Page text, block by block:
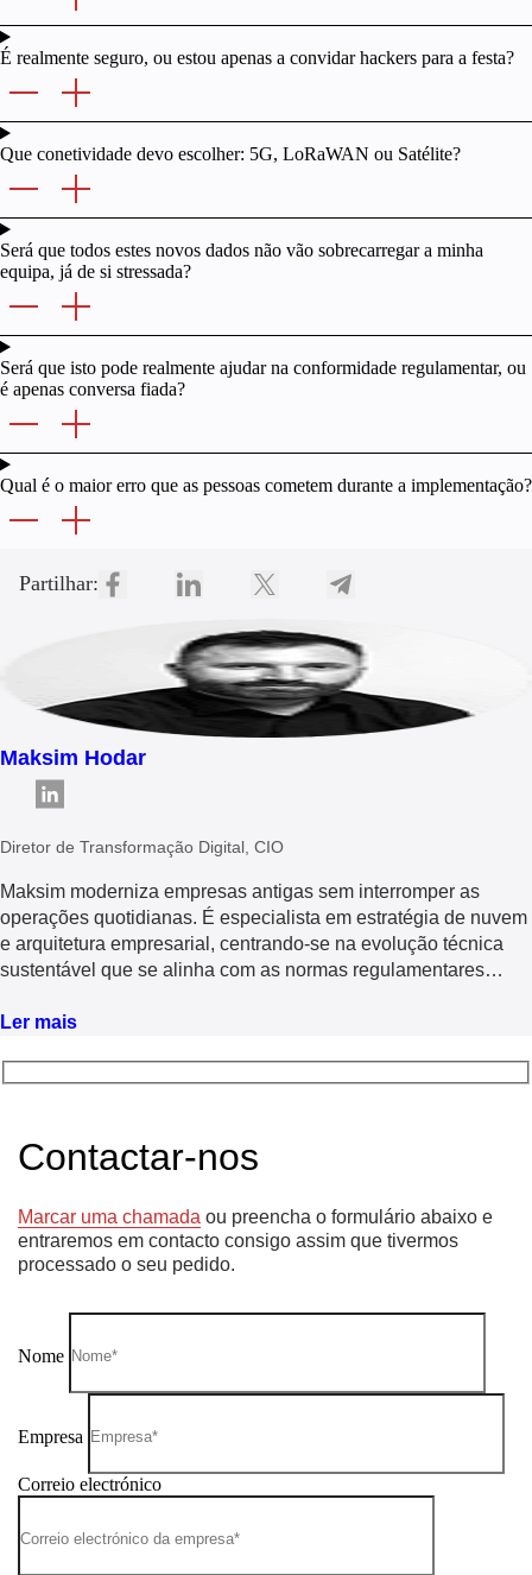
É realmente seguro, ou estou apenas a convidar hackers para a festa?
Que conetividade devo escolher: 5G, LoRaWAN ou Satélite?
Será que todos estes novos dados não vão sobrecarregar a minha
equipa, já de si stressada?
Será que isto pode realmente ajudar na conformidade regulamentar, ou
é apenas conversa fiada?
Qual é o maior erro que as pessoas cometem durante a implementação?
Partilhar:
Maksim Hodar
Diretor de Transformação Digital, CIO
Maksim moderniza empresas antigas sem interromper as
operações quotidianas. É especialista em estratégia de nuvem
e arquitetura empresarial, centrando-se na evolução técnica
sustentável que se alinha com as normas regulamentares
Ler mais
Contactar-nos
Marcar uma chamada ou preencha o formulário abaixo e
entraremos em contacto consigo assim que tivermos
processado o seu pedido.
Nome
Empresa
Correio electrónico